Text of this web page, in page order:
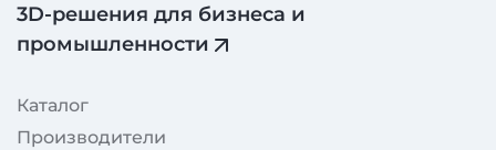
3D‑решения для бизнеса и
промышленности
Каталог
Производители